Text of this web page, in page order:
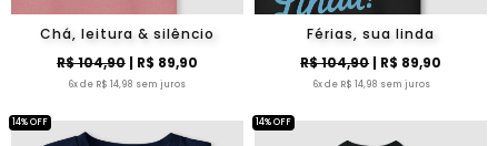
Chá, leitura & silêncio
R$ 104,90| R$ 89,90
6x de R$ 14,98 sem juros
Férias, sua linda
R$ 104,90| R$ 89,90
6x de R$ 14,98 sem juros
14% OFF 14% OFF